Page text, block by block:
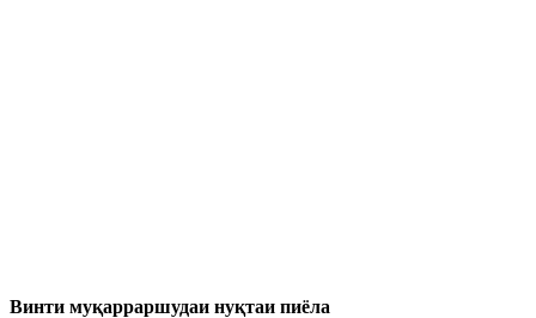
Винти муқарраршудаи нуқтаи пиёла